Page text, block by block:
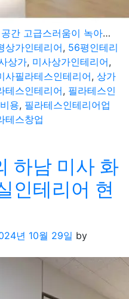
미사 필라테스인테리어 56평 공간 고급스러움이 녹아들게
상가인테리어, 56평인테리
상가, 미사상가인테리어,
사필라테스인테리어, 상가
테스인테리어, 필라테스인
용, 필라테스인테리어업
테스창업
하남 미사 화
인테리어 현
년 10월 29일 by